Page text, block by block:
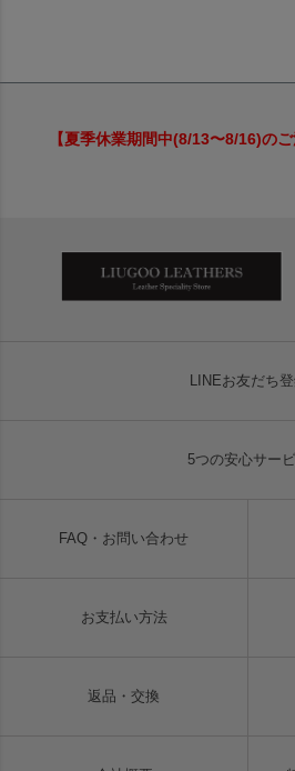
【夏季休業期間中(8/13〜8/16)の
LINEお友だち
5つの安心サー
FAQ・お問い合わせ
お支払い方法
返品・交換